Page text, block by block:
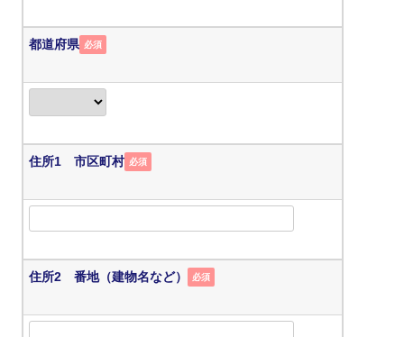
都道府県 必須
住所1 市区町村 必須
住所2 番地（建物名など） 必須